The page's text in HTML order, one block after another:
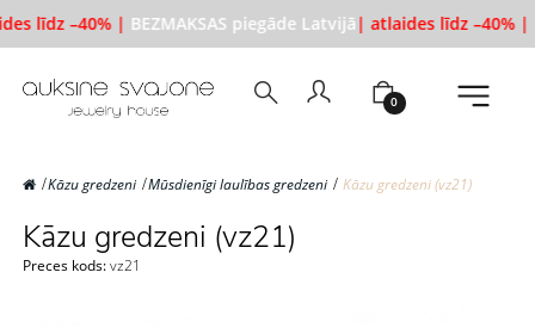
līdz –40% |BEZMAKSAS piegāde Latvijā| atlaides līdz –40% |
0
Kāzu gredzeni Mūsdienīgi laulības gredzeni Kāzu gredzeni (vz21)
Kāzu gredzeni (vz21)
Preces kods:vz21